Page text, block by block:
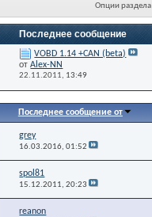
Опции раздела
Последнее сообщение
VOBD 1.14 +CAN (beta)
отAlex-NN
22.11.2011, 13:49
Последнее сообщение от
grey
16.03.2016,01:52
spol81
15.12.2011,20:23
reanon